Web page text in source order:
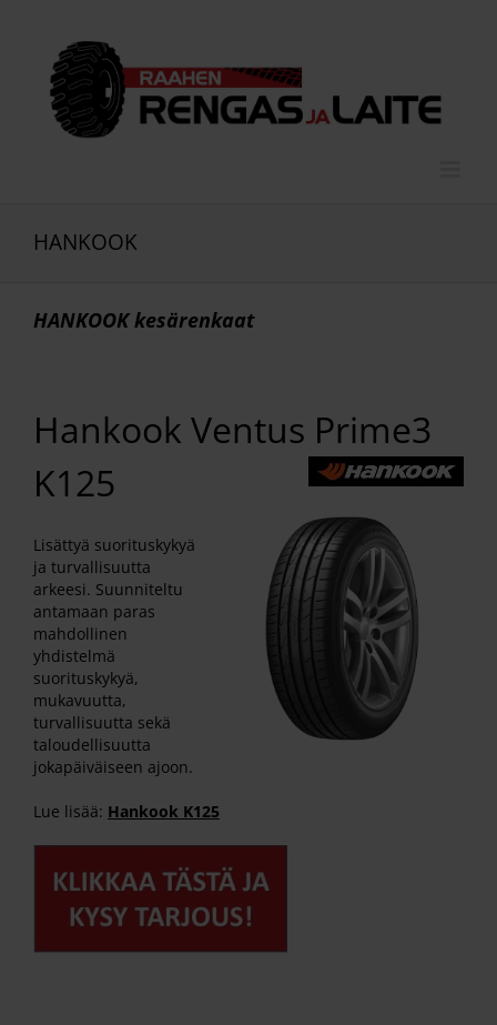
HANKOOK
HANKOOK kesärenkaat
Hankook Ventus Prime3
K125
Lisättyä suorituskykyä
ja turvallisuutta
arkeesi. Suunniteltu
antamaan paras
mahdollinen
yhdistelmä
suorituskykyä,
mukavuutta,
turvallisuutta sekä
taloudellisuutta
jokapäiväiseen ajoon.
Lue lisää: Hankook K125